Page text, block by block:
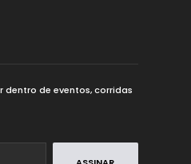
dentro de eventos, corridas